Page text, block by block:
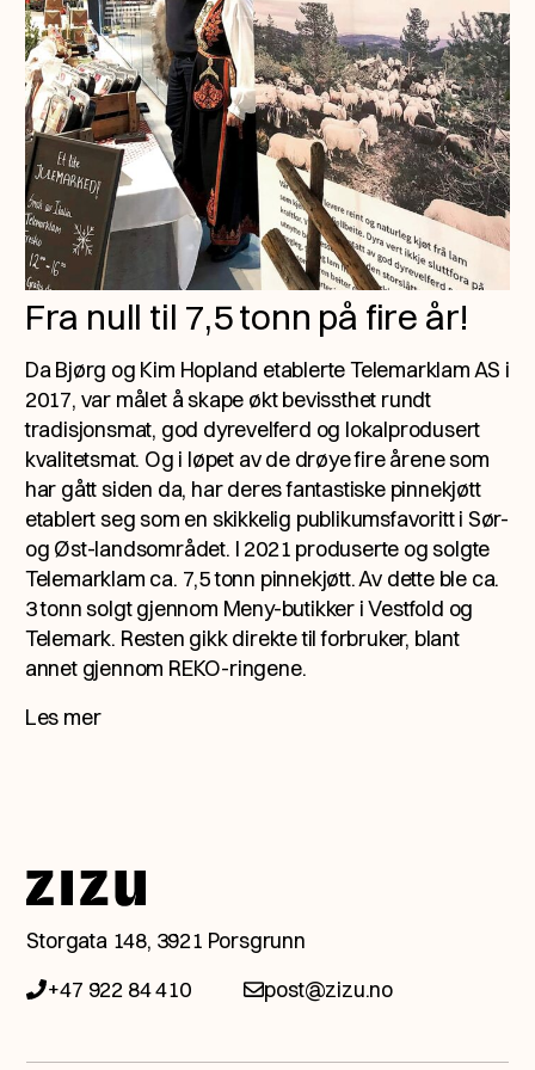
Fra null til 7,5 tonn på fire år!
Da Bjørg og Kim Hopland etablerte Telemarklam AS i
2017, var målet å skape økt bevissthet rundt
tradisjonsmat, god dyrevelferd og lokalprodusert
kvalitetsmat. Og i løpet av de drøye fire årene som
har gått siden da, har deres fantastiske pinnekjøtt
etablert seg som en skikkelig publikumsfavoritt i Sør-
og Øst-landsområdet. I 2021 produserte og solgte
Telemarklam ca. 7,5 tonn pinnekjøtt. Av dette ble ca.
3 tonn solgt gjennom Meny-butikker i Vestfold og
Telemark. Resten gikk direkte til forbruker, blant
annet gjennom REKO-ringene.
Les mer
Snakk med en av våre
eksperter.
møte, helt ubetinget og åpent, og ser
Storgata 148, 3921 Porsgrunn
+47 922 84 410
post@zizu.no